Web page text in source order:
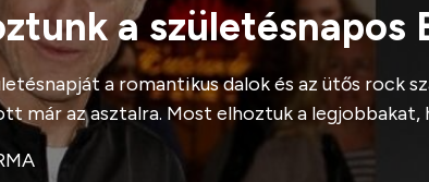
a születésnapos
a romantikus dalok és az ütős rock
már az asztalra. Most elhoztuk a legjobbakat,